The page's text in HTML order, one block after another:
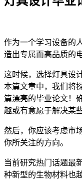
作为一个学习设备的
造出专属而高品质的
这时候，选择灯具设
本篇文章中，我们将
篇漂亮的毕业论文！
趣或有意愿于解决某
然后，你应该考虑市
你所关注的方向。
当前研究热门话题最
种新型的生物材料也